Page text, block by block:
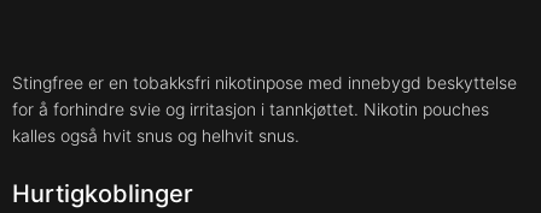
Stingfree er en tobakksfri nikotinpose med innebygd beskyttelse
for å forhindre svie og irritasjon i tannkjøttet. Nikotin pouches
kalles også hvit snus og helhvit snus.
Hurtigkoblinger